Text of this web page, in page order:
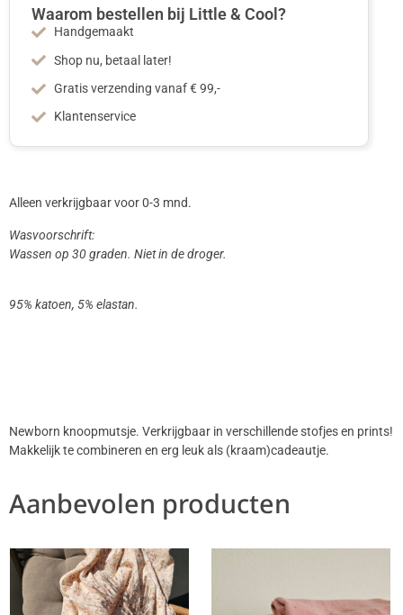
Waarom bestellen bij Little & Cool?
Handgemaakt
Shop nu, betaal later!
Gratis verzending vanaf € 99,-
Klantenservice
Alleen verkrijgbaar voor 0-3 mnd.
Wasvoorschrift:
Wassen op 30 graden. Niet in de droger.
95% katoen, 5% elastan.
Newborn knoopmutsje. Verkrijgbaar in verschillende stofjes en prints!
Makkelijk te combineren en erg leuk als (kraam)cadeautje.
Aanbevolen producten